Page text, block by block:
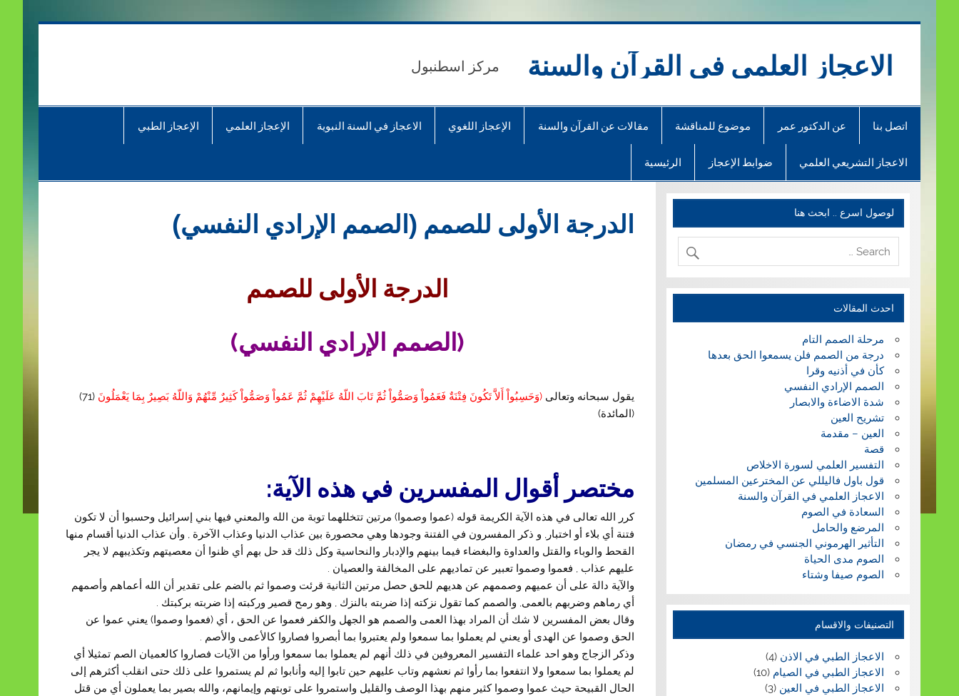
الاعجاز العلمي في القرآن والسنة مركز اسطنبول
اتصل بنا عن الدكتور عمر موضوع للمناقشة مقالات عن القرآن والسنة الإعجاز اللغوي الاعجاز في السنة النبوية الإعجاز العلمي الإعجاز الطبي
الاعجاز التشريعي العلمي ضوابط الإعجاز الرئيسية
الدرجة الأولى للصمم (الصمم الإرادي النفسي)
الدرجة الأولى للصمم
(الصمم الإرادي النفسي)
يقول سبحانه وتعالى(وَحَسِبُواْ أَلاَّ تَكُونَ فِتْنَةٌ فَعَمُواْ وَصَمُّواْ ثُمَّ تَابَ اللّهُ عَلَيْهِمْ ثُمَّ عَمُواْ وَصَمُّواْ كَثِيرٌ مِّنْهُمْ وَاللّهُ بَصِيرٌ بِمَا يَعْمَلُونَ
(71)
(المائدة)
مختصر أقوال المفسرين في هذه الآية:
كرر الله تعالى في هذه الآية الكريمة قوله (عموا وصموا) مرتين تتخللهما توبة من الله والمعني فيها بني إسرائيل وحسبوا أن لا تكون
فتنة أي بلاء أو اختبار, و ذكر المفسرون في الفتنة وجودها وهي محصورة بين عذاب الدنيا وعذاب الآخرة , وأن عذاب الدنيا أقسام منها
القحط والوباء والقتل والعداوة والبغضاء فيما بينهم والإدبار والنحاسية وكل ذلك قد حل بهم أي ظنوا أن معصيتهم وتكذيبهم لا يجر
عليهم عذاب , فعموا وصموا تعبير عن تماديهم على المخالفة والعصيان .
والآية دالة على أن عميهم وصممهم عن هديهم للحق حصل مرتين الثانية قرئت وصموا ثم بالضم على تقدير أن الله أعماهم وأصمهم
أي رماهم وضربهم بالعمى, والصمم كما تقول نزكته إذا ضربته بالنزك , وهو رمح قصير وركبته إذا ضربته بركبتك .
وقال بعض المفسرين لا شك أن المراد بهذا العمى والصمم هو الجهل والكفر فعموا عن الحق ، أي (فعموا وصموا) يعني عموا عن
الحق وصموا عن الهدى أو يعني لم يعملوا بما سمعوا ولم يعتبروا بما أبصروا فصاروا كالأعمى والأصم .
وذكر الزجاج وهو احد علماء التفسير المعروفين في ذلك أنهم لم يعملوا بما سمعوا ورأوا من الآيات فصاروا كالعميان الصم تمثيلا أي
لم يعملوا بما سمعوا ولا انتفعوا بما رأوا ثم نعشهم وتاب عليهم حين تابوا إليه وأنابوا ثم لم يستمروا على ذلك حتى انقلب أكثرهم إلى
الحال القبيحة حيث عموا وصموا كثير منهم بهذا الوصف والقليل واستمروا على توبتهم وإيمانهم، والله بصير بما يعملون أي من قتل
لوصول اسرع .. ابحث هنا
احدث المقالات
مرحلة الصمم التام
درجة من الصمم فلن يسمعوا الحق بعدها
كأن في أذنيه وقرا
الصمم الإرادي النفسي
شدة الاضاءة والابصار
تشريح العين
العين – مقدمة
قصة
التفسير العلمي لسورة الاخلاص
قول باول فاليللي عن المخترعين المسلمين
الاعجاز العلمي في القرآن والسنة
السعادة في الصوم
المرضع والحامل
التأثير الهرموني الجنسي في رمضان
الصوم مدى الحياة
الصوم صيفا وشتاء
التصنيفات والاقسام
الاعجاز الطبي في الاذن (4)
الاعجاز الطبي في الصيام (10)
الاعجاز الطبي في العين (3)